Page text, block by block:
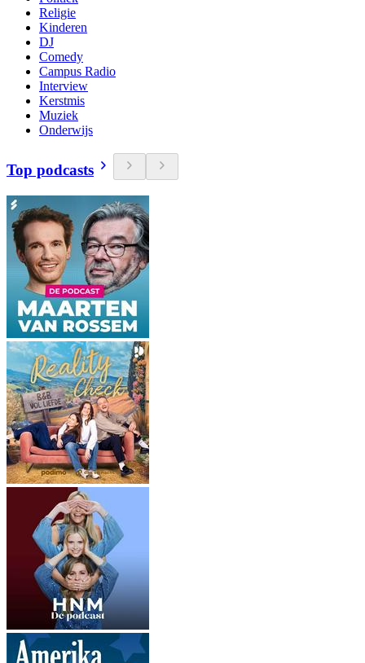
Religie
Kinderen
DJ
Comedy
Campus Radio
Interview
Kerstmis
Muziek
Onderwijs
Top podcasts